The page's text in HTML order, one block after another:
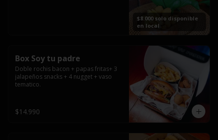
$8.000 solo disponible
en local
Box Soy tu padre
Doble rochis bacon + papas fritas+ 3
jalapeños snacks + 4 nugget + vaso
tematico.
$14.990